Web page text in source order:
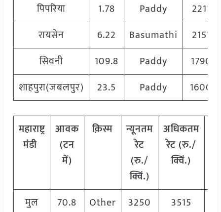
पिपरिया
1.78 Paddy
2211
रायसेन
6.22 Basumathi
2151
सिवनी
109.8 Paddy
1790
शाहपुरा(जबलपुर)
23.5 Paddy 1600
महाराष्ट्र
मंडी
आवक
(टन
में)
क़िस्म
न्यूनतम
रेट
(रु./
क्विं.)
अधिकतम
रेट (रु./
क्विं.)
मुल 70.8 Other 3250 3515